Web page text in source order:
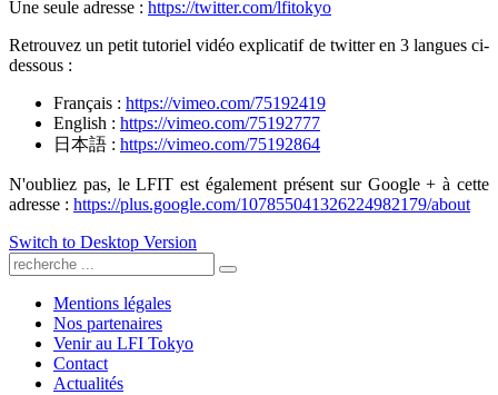
Une seule adresse : https://twitter.com/lfitokyo
Retrouvez un petit tutoriel vidéo explicatif de twitter en 3 langues ci-
dessous :
Français : https://vimeo.com/75192419
English : https://vimeo.com/75192777
日本語 : https://vimeo.com/75192864
N'oubliez pas, le LFIT est également présent sur Google + à cette
adresse : https://plus.google.com/107855041326224982179/about
Switch to Desktop Version
Mentions légales
Nos partenaires
Venir au LFI Tokyo
Contact
Actualités